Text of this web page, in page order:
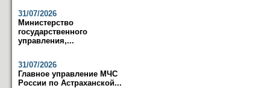
31/07/2026
Министерство
государственного
управления,...
31/07/2026
Главное управление МЧС
России по Астраханской...